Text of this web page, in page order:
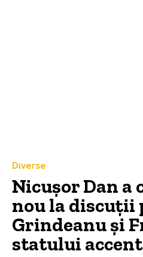
Diverse
Nicușor Dan a
nou la discuții
Grindeanu și
statului